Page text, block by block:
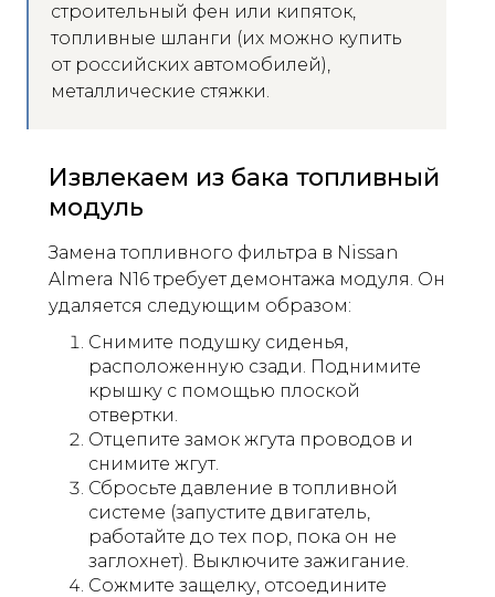
строительный фен или кипяток,
топливные шланги (их можно купить
от российских автомобилей),
металлические стяжки.
Извлекаем из бака топливный
модуль
Замена топливного фильтра в Nissan
Almera N16 требует демонтажа модуля. Он
удаляется следующим образом:
Снимите подушку сиденья,
расположенную сзади. Поднимите
крышку с помощью плоской
отвертки.
Отцепите замок жгута проводов и
снимите жгут.
Сбросьте давление в топливной
системе (запустите двигатель,
работайте до тех пор, пока он не
заглохнет). Выключите зажигание.
Сожмите защелку, отсоедините